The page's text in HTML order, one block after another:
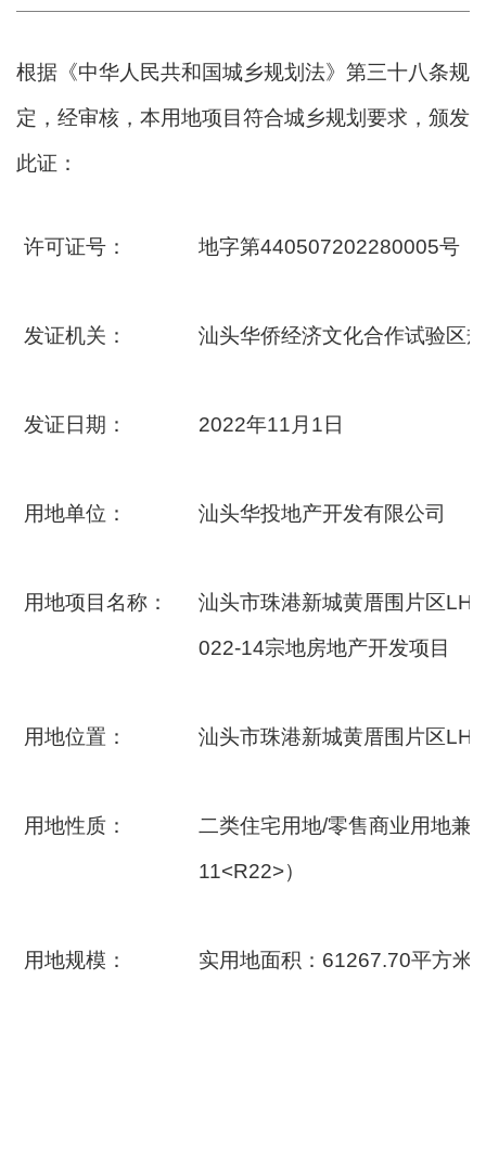
根据《中华人民共和国城乡规划法》第三十八条规
定，经审核，本用地项目符合城乡规划要求，颁发
此证：
许可证号： 地字第440507202280005号
发证机关： 汕头华侨经济文化合作试验区
发证日期： 2022年11月1日
用地单位： 汕头华投地产开发有限公司
用地项目名称：
汕头市珠港新城黄厝围片区
022-14宗地房地产开发项目
用地位置： 汕头市珠港新城黄厝围片区
用地性质：
二类住宅用地/零售商业用地兼
11<R22>）
用地规模： 实用地面积：61267.70平方米